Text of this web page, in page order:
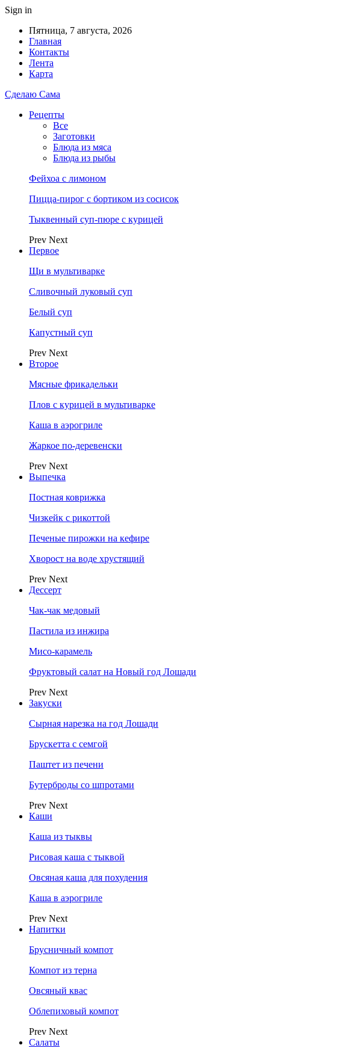
Sign in
Пятница, 7 августа, 2026
Главная
Контакты
Лента
Карта
Сделаю Сама
Рецепты
Все
Заготовки
Блюда из мяса
Блюда из рыбы
Фейхоа с лимоном
Пицца-пирог с бортиком из сосисок
Тыквенный суп-пюре с курицей
Prev Next
Первое
Щи в мультиварке
Сливочный луковый суп
Белый суп
Капустный суп
Prev Next
Второе
Мясные фрикадельки
Плов с курицей в мультиварке
Каша в аэрогриле
Жаркое по-деревенски
Prev Next
Выпечка
Постная коврижка
Чизкейк с рикоттой
Печеные пирожки на кефире
Хворост на воде хрустящий
Prev Next
Дессерт
Чак-чак медовый
Пастила из инжира
Мисо-карамель
Фруктовый салат на Новый год Лошади
Prev Next
Закуски
Сырная нарезка на год Лошади
Брускетта с семгой
Паштет из печени
Бутерброды со шпротами
Prev Next
Каши
Каша из тыквы
Рисовая каша с тыквой
Овсяная каша для похудения
Каша в аэрогриле
Prev Next
Напитки
Брусничный компот
Компот из терна
Овсяный квас
Облепиховый компот
Prev Next
Салаты